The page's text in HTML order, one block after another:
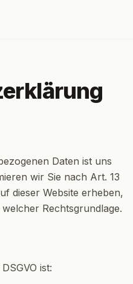
Daten ist uns
wir Sie nach Art. 13
dieser Website erheben,
Rechtsgrundlage.
ist: